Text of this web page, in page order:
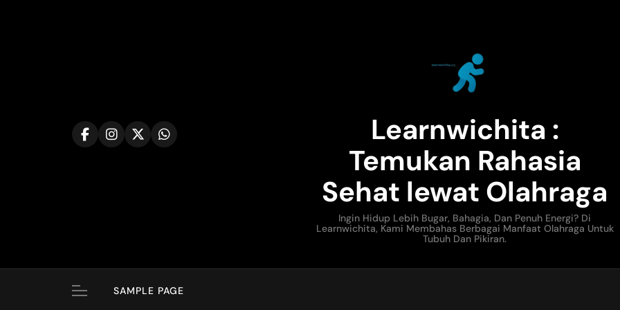
Learnwichita :
Temukan Rahasia
Sehat lewat Olahraga
Ingin Hidup Lebih Bugar, Bahagia, Dan Penuh Energi? Di
Learnwichita, Kami Membahas Berbagai Manfaat Olahraga Untuk
Tubuh Dan Pikiran.
SAMPLE PAGE